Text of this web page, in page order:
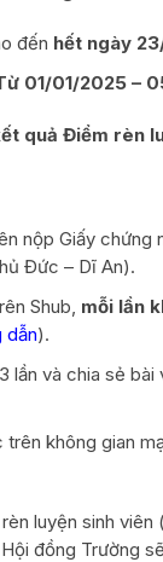
đến hết ngày
01/01/2025 –
quả Điểm rèn
nộp Giấy
Đức – Dĩ An).
Shub, mỗi lần
dẫn).
lần và chia sẻ
không gian
luyện sinh
đồng Trường